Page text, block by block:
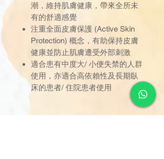
潮，維持肌膚健康，帶來全所未
有的舒適感覺
注重全面皮膚保護 (Active Skin
Protection) 概念，有助保持皮膚
健康並防止肌膚遭受外部刺激
適合患有中度大/ 小便失禁的人群
使用，亦適合高依賴性及長期臥
床的患者/ 住院患者使用